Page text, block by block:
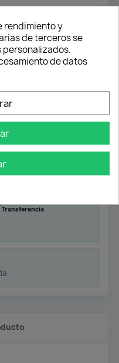
4CUT.
Transferencia
rendimiento y
de terceros se
de datos